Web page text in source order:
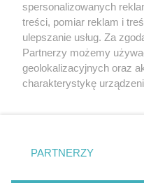
Redakcja Reklama
spersonalizowanych
treści, pomiar reklam i
ulepszanie usług. Za
Partnerzy możemy
geolokalizacyjnych oraz
charakterystykę
zmienić/wycofać klikając
znajdujący się w lewym
PARTNERZY